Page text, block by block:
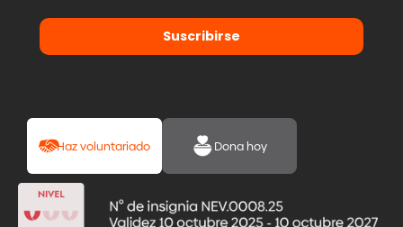
Suscribirse
Haz voluntariado Dona hoy